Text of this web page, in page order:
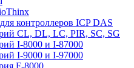
контроллеров ICP DAS
CL, DL, LC, PIR, SC, SG
I-8000 и I-87000
I-9000 и I-97000
F-8000